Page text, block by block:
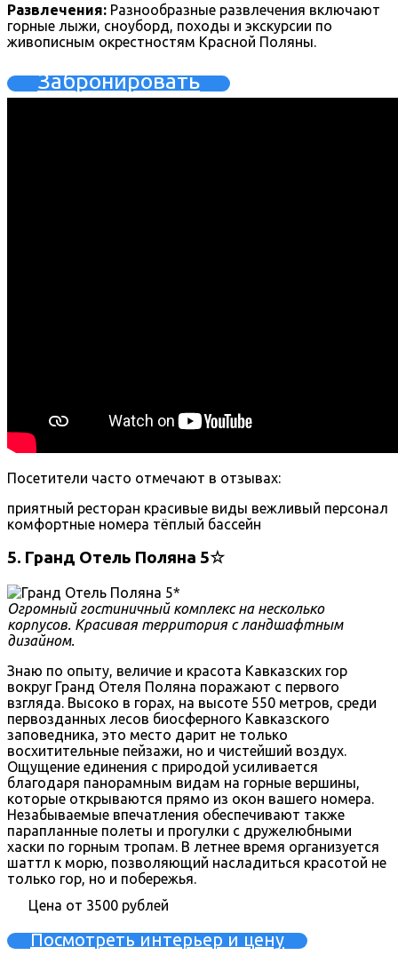
Развлечения: Разнообразные развлечения включают
горные лыжи, сноуборд, походы и экскурсии по
живописным окрестностям Красной Поляны.
Забронировать
Посетители часто отмечают в отзывах:
приятный ресторан красивые виды вежливый персонал
комфортные номера тёплый бассейн
5. Гранд Отель Поляна 5☆
Огромный гостиничный комплекс на несколько
корпусов. Красивая территория с ландшафтным
дизайном.
Знаю по опыту, величие и красота Кавказских гор
вокруг Гранд Отеля Поляна поражают с первого
взгляда. Высоко в горах, на высоте 550 метров, среди
первозданных лесов биосферного Кавказского
заповедника, это место дарит не только
восхитительные пейзажи, но и чистейший воздух.
Ощущение единения с природой усиливается
благодаря панорамным видам на горные вершины,
которые открываются прямо из окон вашего номера.
Незабываемые впечатления обеспечивают также
парапланные полеты и прогулки с дружелюбными
хаски по горным тропам. В летнее время организуется
шаттл к морю, позволяющий насладиться красотой не
только гор, но и побережья.
Цена от 3500 рублей
Посмотреть интерьер и цену